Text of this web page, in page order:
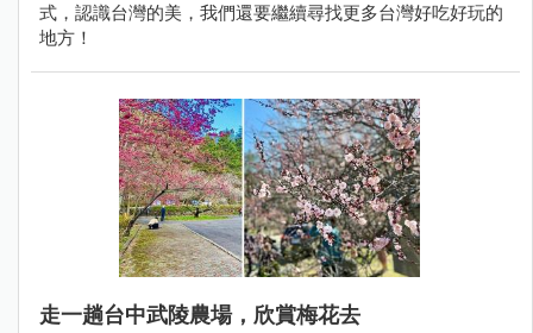
式，認識台灣的美，我們還要繼續尋找更多台灣好吃好玩的
地方！
走一趟台中武陵農場，欣賞梅花去